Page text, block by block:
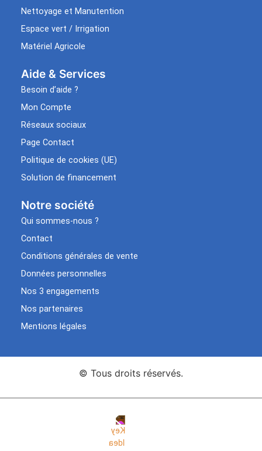
Nettoyage et Manutention
Espace vert / Irrigation
Matériel Agricole
Aide & Services​
Besoin d’aide ?
Mon Compte
Réseaux sociaux
Page Contact
Politique de cookies (UE)
Solution de financement
Notre société
Qui sommes-nous ?
Contact
Conditions générales de vente
Données personnelles
Nos 3 engagements
Nos partenaires
Mentions légales
© Tous droits réservés.